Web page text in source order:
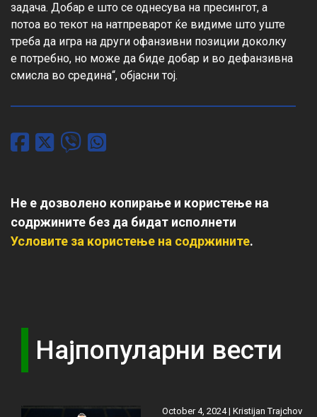
задача. Добар е што се однесува на пресингот, а
потоа во текот на натпреварот ќе видиме што уште
треба да игра на други офанзивни позиции доколку
е потребно, но може да биде добар и во дефанзивна
смисла во средина“, објасни тој.
Не е дозволено копирање и користење на
содржините без да бидат исполнети
Условите за користење на содржините.
Најпопуларни вести
October 4, 2024 |Kristijan Trajchov